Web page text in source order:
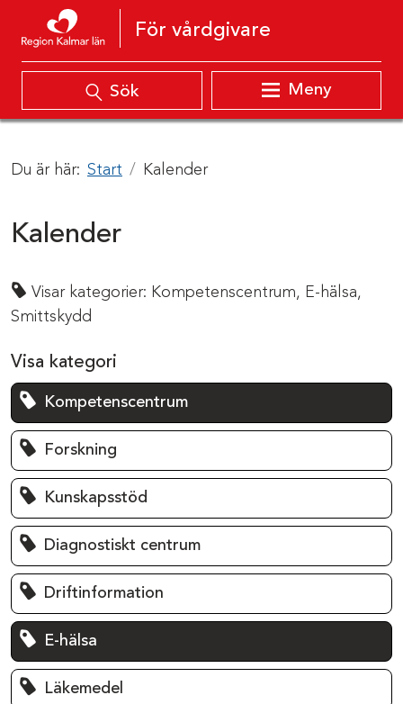
Hoppa till innehåll
För vårdgivare
Sök Meny
Du är här: Start Kalender
Kalender
Visar kategorier: Kompetenscentrum, E-hälsa,
Smittskydd
Visa kategori
Kompetenscentrum
Forskning
Kunskapsstöd
Diagnostiskt centrum
Driftinformation
E-hälsa
Läkemedel